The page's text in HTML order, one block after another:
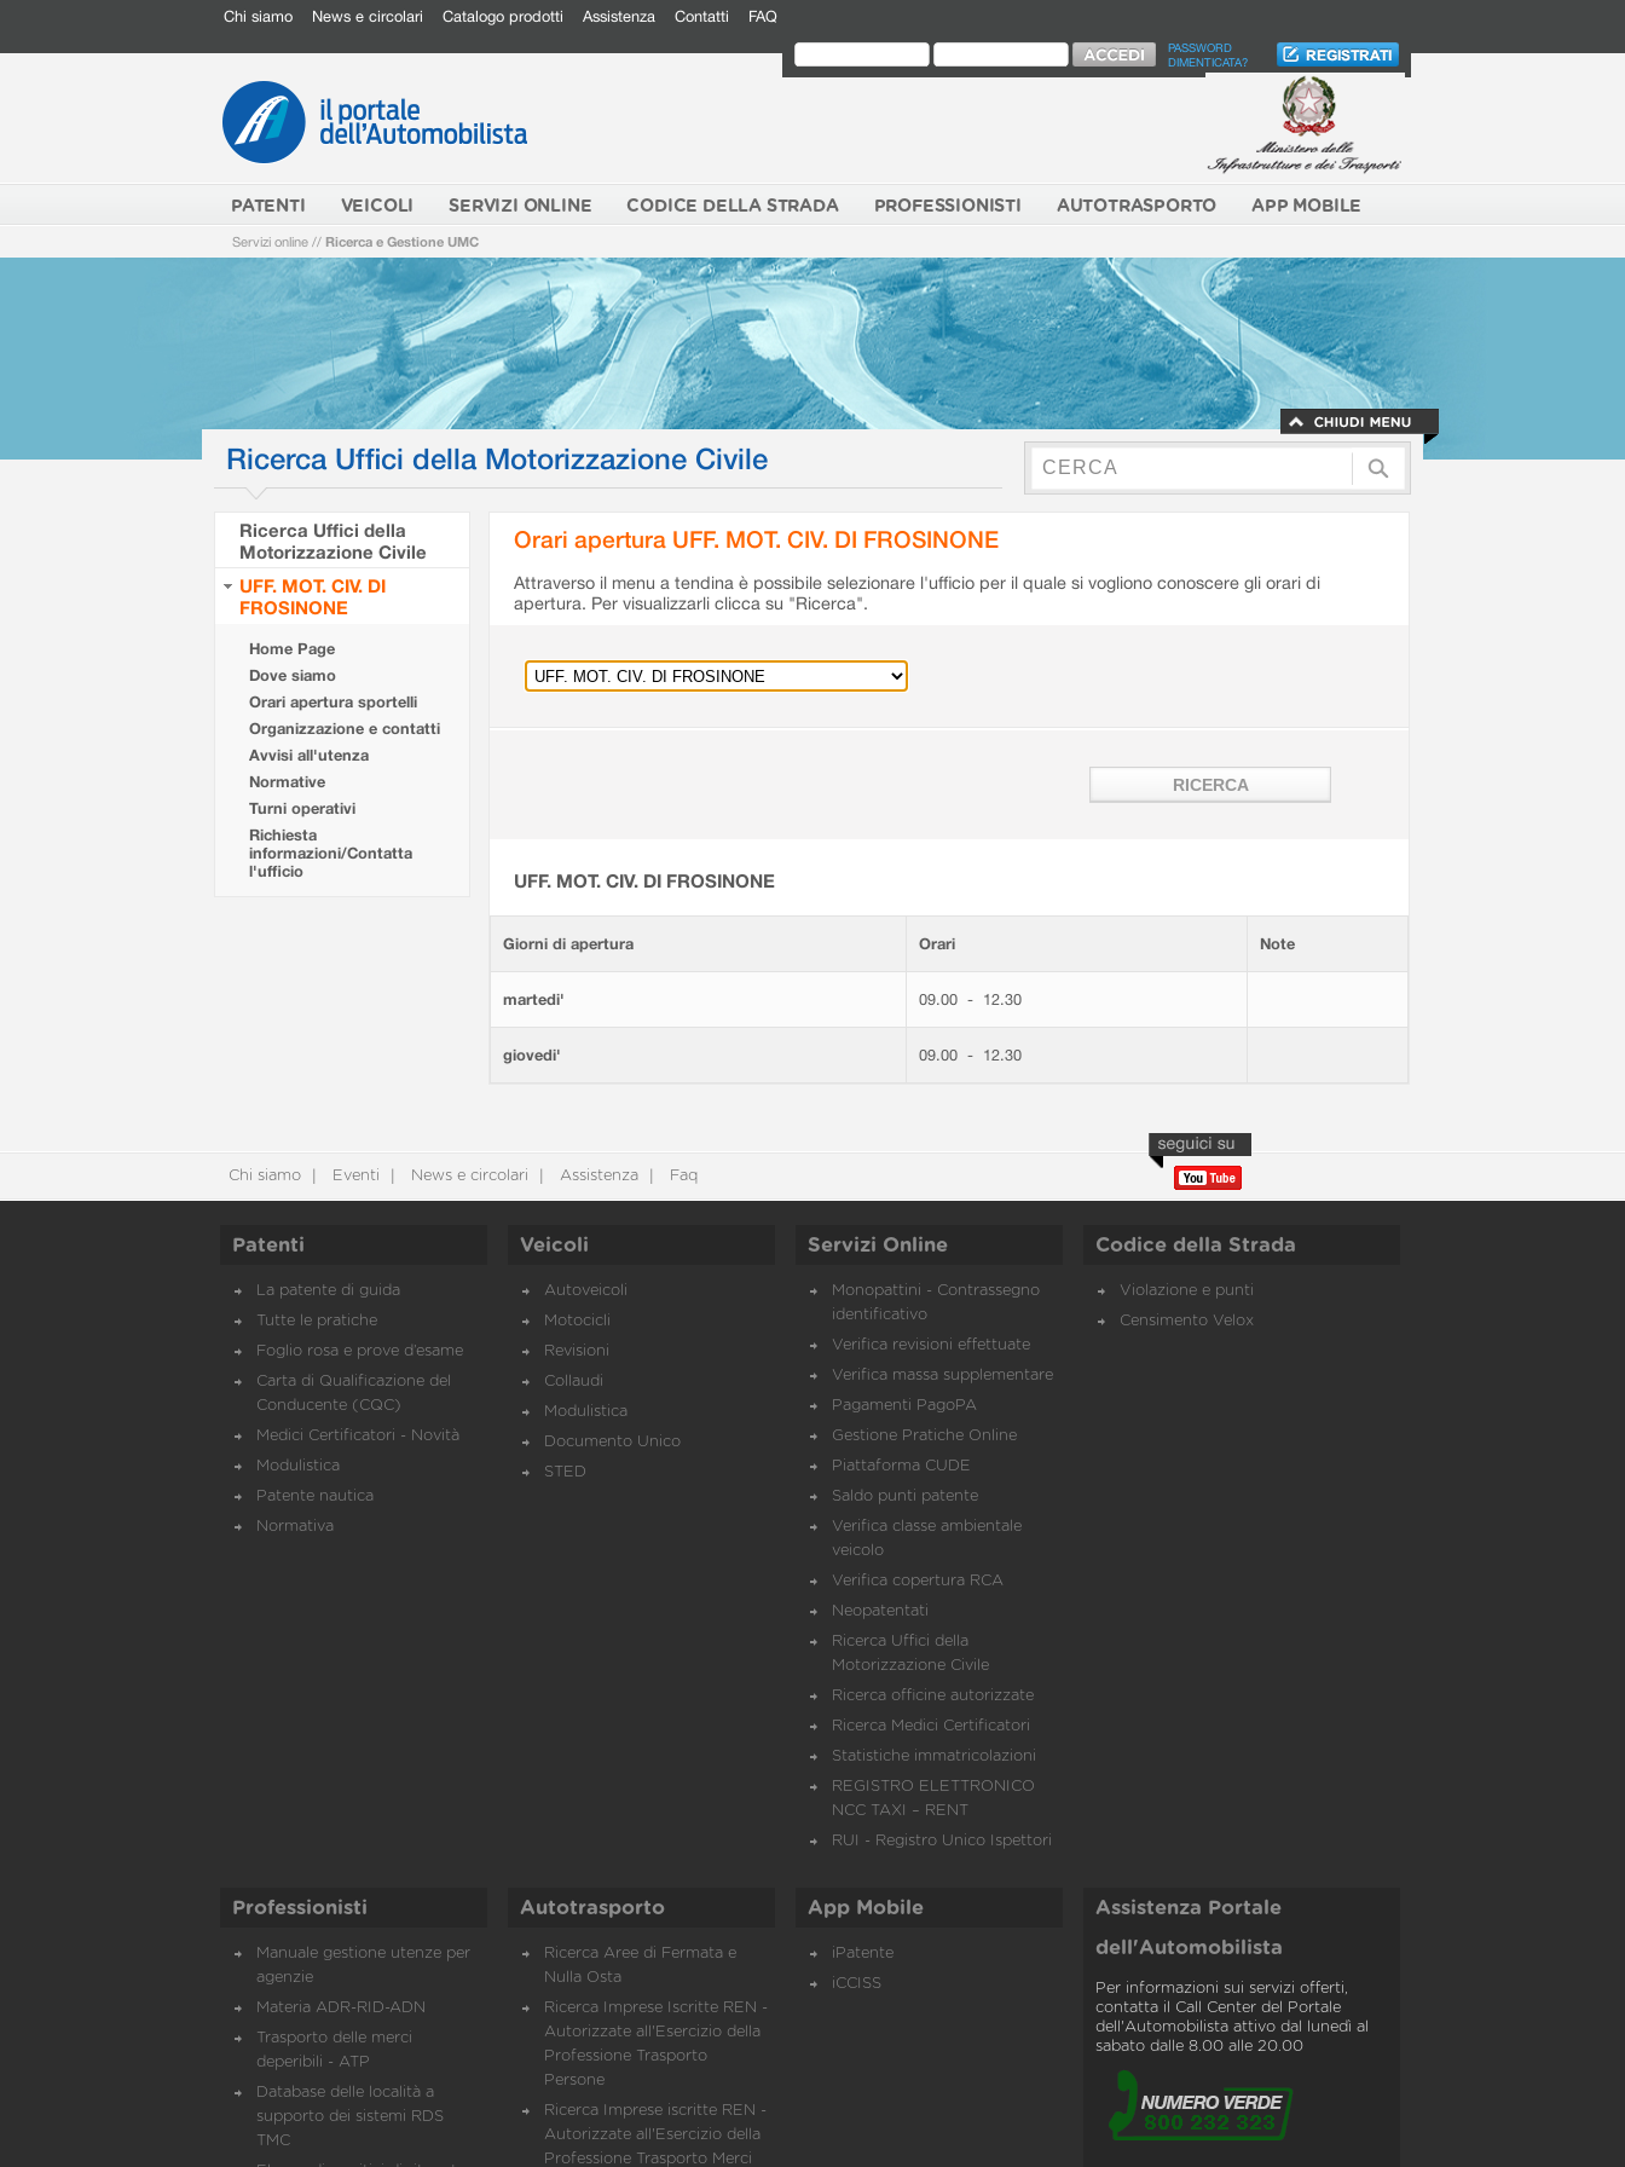
Chi siamo News e circolari Catalogo prodotti Assistenza Contatti FAQ
PASSWORD
DIMENTICATA?
PATENTI VEICOLI SERVIZI ONLINE CODICE DELLA STRADA PROFESSIONISTI AUTOTRASPORTO APP MOBILE
Servizi online // Ricerca e Gestione UMC
Ricerca Uffici della Motorizzazione Civile
Ricerca Uffici della
Motorizzazione Civile
UFF. MOT. CIV. DI
FROSINONE
Home Page
Dove siamo
Orari apertura sportelli
Organizzazione e contatti
Avvisi all'utenza
Normative
Turni operativi
Richiesta
informazioni/Contatta
l'ufficio
Orari apertura UFF. MOT. CIV. DI FROSINONE
Attraverso il menu a tendina è possibile selezionare l'ufficio per il quale si vogliono conoscere gli orari di
apertura. Per visualizzarli clicca su "Ricerca".
UFF. MOT. CIV. DI FROSINONE
Giorni di apertura Orari Note
martedi' 09.00 - 12.30
giovedi' 09.00 - 12.30
Chi siamo Eventi News e circolari Assistenza Faq
Patenti
La patente di guida
Tutte le pratiche
Foglio rosa e prove d’esame
Carta di Qualificazione del
Conducente (CQC)
Medici Certificatori - Novità
Modulistica
Patente nautica
Normativa
Veicoli
Autoveicoli
Motocicli
Revisioni
Collaudi
Modulistica
Documento Unico
STED
Servizi Online
Monopattini - Contrassegno
identificativo
Verifica revisioni effettuate
Verifica massa supplementare
Pagamenti PagoPA
Gestione Pratiche Online
Piattaforma CUDE
Saldo punti patente
Verifica classe ambientale
veicolo
Verifica copertura RCA
Neopatentati
Ricerca Uffici della
Motorizzazione Civile
Ricerca officine autorizzate
Ricerca Medici Certificatori
Statistiche immatricolazioni
REGISTRO ELETTRONICO
NCC TAXI – RENT
RUI - Registro Unico Ispettori
Codice della Strada
Violazione e punti
Censimento Velox
Professionisti
Manuale gestione utenze per
agenzie
Materia ADR-RID-ADN
Trasporto delle merci
deperibili - ATP
Database delle località a
supporto dei sistemi RDS
TMC
Autotrasporto
Ricerca Aree di Fermata e
Nulla Osta
Ricerca Imprese Iscritte REN -
Autorizzate all'Esercizio della
Professione Trasporto
Persone
Ricerca Imprese iscritte REN -
Autorizzate all'Esercizio della
Professione Trasporto Merci
App Mobile
iPatente
iCCISS
Assistenza Portale
dell'Automobilista
Per informazioni sui servizi offerti,
contatta il Call Center del Portale
dell'Automobilista attivo dal lunedì al
sabato dalle 8.00 alle 20.00